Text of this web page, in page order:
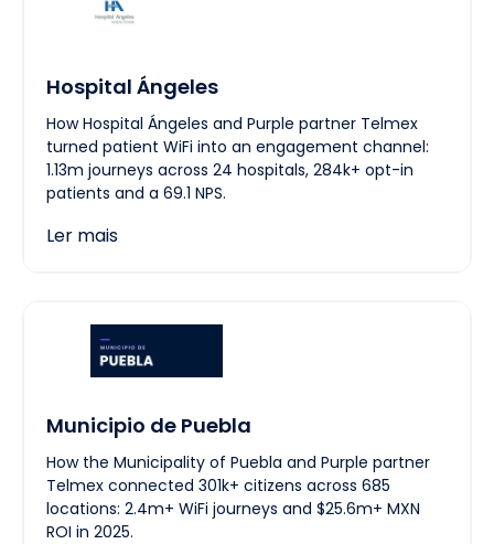
Hospital Ángeles
How Hospital Ángeles and Purple partner Telmex
turned patient WiFi into an engagement channel:
1.13m journeys across 24 hospitals, 284k+ opt-in
patients and a 69.1 NPS.
Ler mais
Municipio de Puebla
How the Municipality of Puebla and Purple partner
Telmex connected 301k+ citizens across 685
locations: 2.4m+ WiFi journeys and $25.6m+ MXN
ROI in 2025.